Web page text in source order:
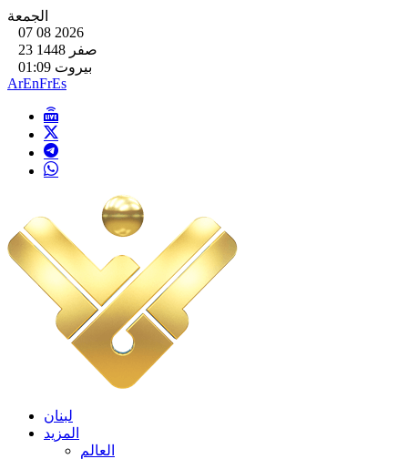
07 08 2026
بيروت 01:09
ArEnFrEs
لبنان
المزيد
العالم